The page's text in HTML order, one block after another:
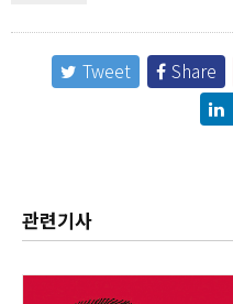
Tweet Share
관련기사